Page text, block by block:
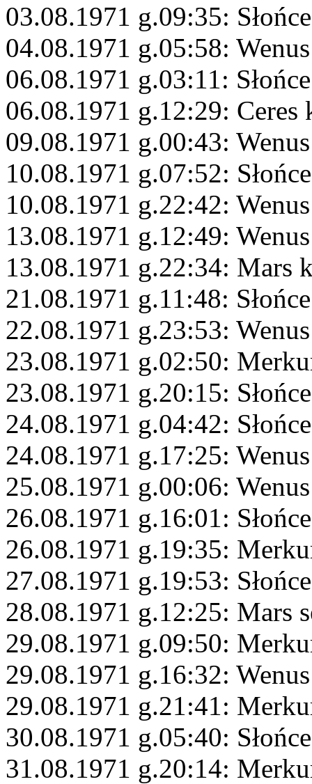
03.08.1971 g.09:35:
04.08.1971 g.05:58:
06.08.1971 g.03:11:
06.08.1971 g.12:29: Ceres
09.08.1971 g.00:43:
10.08.1971 g.07:52:
10.08.1971 g.22:42:
13.08.1971 g.12:49:
13.08.1971 g.22:34: Mars
21.08.1971 g.11:48:
22.08.1971 g.23:53:
23.08.1971 g.02:50:
23.08.1971 g.20:15:
24.08.1971 g.04:42:
24.08.1971 g.17:25:
25.08.1971 g.00:06:
26.08.1971 g.16:01:
26.08.1971 g.19:35:
27.08.1971 g.19:53:
28.08.1971 g.12:25: Mars
29.08.1971 g.09:50:
29.08.1971 g.16:32:
29.08.1971 g.21:41:
30.08.1971 g.05:40:
31.08.1971 g.20:14: